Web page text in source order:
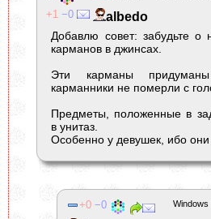
1 0 albedо
Добавлю совет: забудьте о
карманов в джинсах.
Эти карманы
карманники не померли с
Предметы, положенные в
в унитаз.
Особенно у девушек, ибо
Windows
0 0